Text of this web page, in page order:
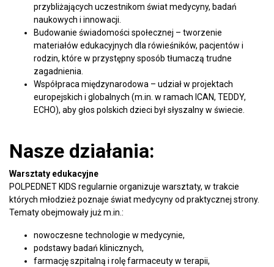
przybliżających uczestnikom świat medycyny, badań
naukowych i innowacji.
Budowanie świadomości społecznej – tworzenie
materiałów edukacyjnych dla rówieśników, pacjentów i
rodzin, które w przystępny sposób tłumaczą trudne
zagadnienia.
Współpraca międzynarodowa – udział w projektach
europejskich i globalnych (m.in. w ramach ICAN, TEDDY,
ECHO), aby głos polskich dzieci był słyszalny w świecie.
Nasze działania:
Warsztaty edukacyjne
POLPEDNET KIDS regularnie organizuje warsztaty, w trakcie
których młodzież poznaje świat medycyny od praktycznej strony.
Tematy obejmowały już m.in.:
nowoczesne technologie w medycynie,
podstawy badań klinicznych,
farmację szpitalną i rolę farmaceuty w terapii,